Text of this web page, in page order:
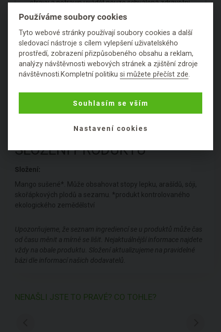
stravy a potravin uvádět pouze schválená zdravotní
tvrzení. Není možné uvádět podrobnější informace,
účinku - i přes to, že se právě pro tyto vlastnosti
používají historicky.
Hodnocení
SLOŽENÍ PRODUKTU
Složení:
Mango sušené*. Může obsahovat stopy lepku, arašídů, sóji,
skořápkových plodů a sezamu. *produkt kontrolovaného
ekologického zemědělství
Upozorňujeme, že seznam ingrediencí se u produktů může čas
od času měnit a mírně se lišit. Nejaktuálnější informace najdete
vždy na obale produktu. Složení aktualizujeme na pravidelné
bázi dle informací našich dodavatelů.
NENAŠLI JSTE TO PRAVÉ? CO TOHLE?
Používáme soubory cookies
Tyto webové stránky používají soubory cookies a další
sledovací nástroje s cílem vylepšení uživatelského
prostředí, zobrazení přizpůsobeného obsahu a reklam,
analýzy návštěvnosti webových stránek a zjištění zdroje
návštěvnosti.Kompletní politikusi můžete přečíst zde.
Souhlasím se vším
Nastavení cookies